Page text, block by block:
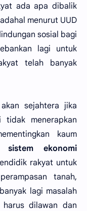
ada apa dibalik
menurut UUD
sosial bagi
lagi untuk
telah banyak
sejahtera jika
tidak menerapkan
kaum
sistem ekonomi
rakyat untuk
tanah,
lagi masalah
dilawan dan